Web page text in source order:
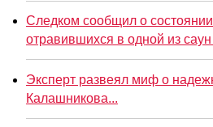
Следком сообщил о состоянии
отравившихся в одной из
Эксперт развеял миф о
Калашникова...